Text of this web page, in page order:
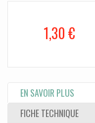
1,30 €
EN SAVOIR PLUS
FICHE TECHNIQUE